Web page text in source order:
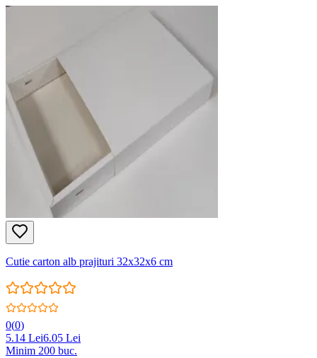
Cutie carton alb prajituri 32x32x6 cm
0(0)
5.14 Lei6.05 Lei
Minim 200 buc.